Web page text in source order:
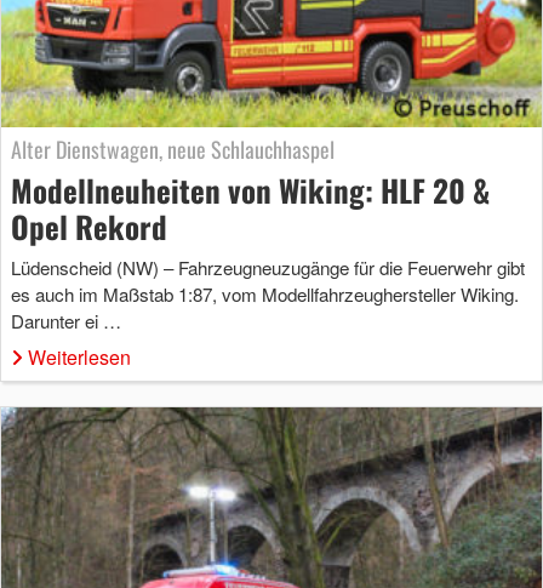
Alter Dienstwagen, neue Schlauchhaspel
Modellneuheiten von Wiking: HLF 20 &
Opel Rekord
Lüdenscheid (NW) – Fahrzeugneuzugänge für die Feuerwehr gibt
es auch im Maßstab 1:87, vom Modellfahrzeughersteller Wiking.
Darunter ei …
Weiterlesen